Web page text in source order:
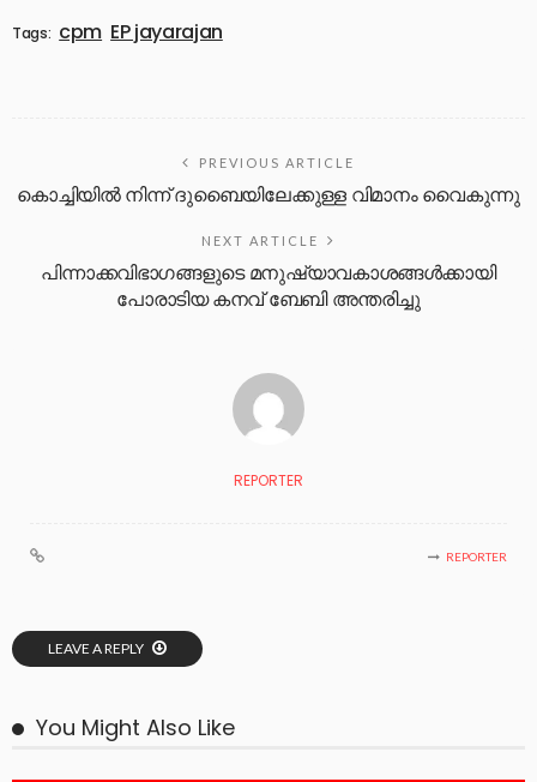
Tags: cpm EP jayarajan
PREVIOUS ARTICLE
കൊച്ചിയിൽ നിന്ന് ദുബൈയിലേക്കുള്ള വിമാനം വൈകുന്നു
NEXT ARTICLE
പിന്നാക്കവിഭാ​ഗങ്ങളുടെ മനുഷ്യാവകാശങ്ങൾക്കായി
പോരാടിയ കനവ് ബേബി അന്തരിച്ചു
REPORTER
REPORTER
LEAVE A REPLY
You Might Also Like